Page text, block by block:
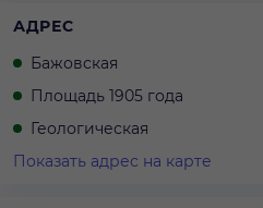
АДРЕС
Бажовская
Площадь 1905 года
Геологическая
Показать адрес на карте